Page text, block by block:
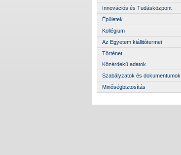
Innovációs és Tudásközpont
Épületek
Kollégium
Az Egyetem kiállitótermei
Történet
Közérdekű adatok
Szabályzatok és dokumentumok
Minőségbiztosítás